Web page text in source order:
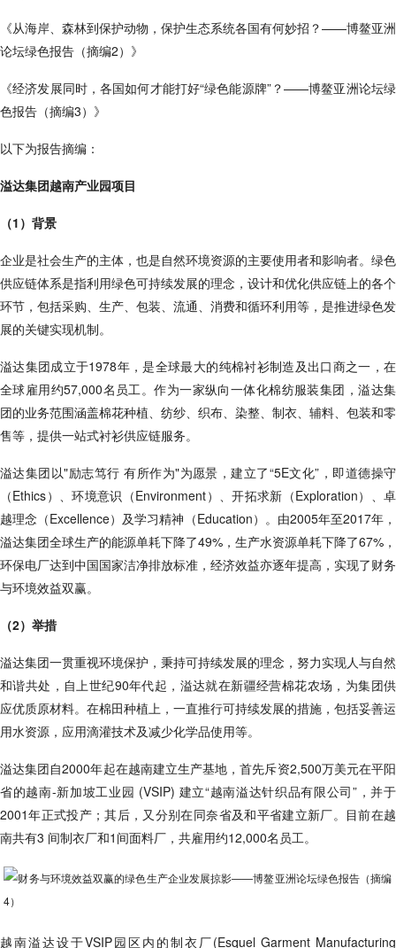
《从海岸、森林到保护动物，保护生态系统各国有何妙招？——博鳌亚洲
论坛绿色报告（摘编2）》
《经济发展同时，各国如何才能打好“绿色能源牌”？——博鳌亚洲论坛绿
色报告（摘编3）》
以下为报告摘编：
溢达集团越南产业园项目
（1）背景
企业是社会生产的主体，也是自然环境资源的主要使用者和影响者。绿色
供应链体系是指利用绿色可持续发展的理念，设计和优化供应链上的各个
环节，包括采购、生产、包装、流通、消费和循环利用等，是推进绿色发
展的关键实现机制。
溢达集团成立于1978年，是全球最大的纯棉衬衫制造及出口商之一，在
全球雇用约57,000名员工。作为一家纵向一体化棉纺服装集团，溢达集
团的业务范围涵盖棉花种植、纺纱、织布、染整、制衣、辅料、包装和零
售等，提供一站式衬衫供应链服务。
溢达集团以"励志笃行 有所作为"为愿景，建立了“5E文化”，即道德操守
（Ethics）、环境意识（Environment）、开拓求新（Exploration）、卓
越理念（Excellence）及学习精神（Education）。由2005年至2017年，
溢达集团全球生产的能源单耗下降了49%，生产水资源单耗下降了67%，
环保电厂达到中国国家洁净排放标准，经济效益亦逐年提高，实现了财务
与环境效益双赢。
（2）举措
溢达集团一贯重视环境保护，秉持可持续发展的理念，努力实现人与自然
和谐共处，自上世纪90年代起，溢达就在新疆经营棉花农场，为集团供
应优质原材料。在棉田种植上，一直推行可持续发展的措施，包括妥善运
用水资源，应用滴灌技术及减少化学品使用等。
溢达集团自2000年起在越南建立生产基地，首先斥资2,500万美元在平阳
省的越南-新加坡工业园 (VSIP) 建立“越南溢达针织品有限公司”，并于
2001年正式投产；其后，又分别在同奈省及和平省建立新厂。目前在越
南共有3 间制衣厂和1间面料厂，共雇用约12,000名员工。
越南溢达设于VSIP园区内的制衣厂(Esquel Garment Manufacturing